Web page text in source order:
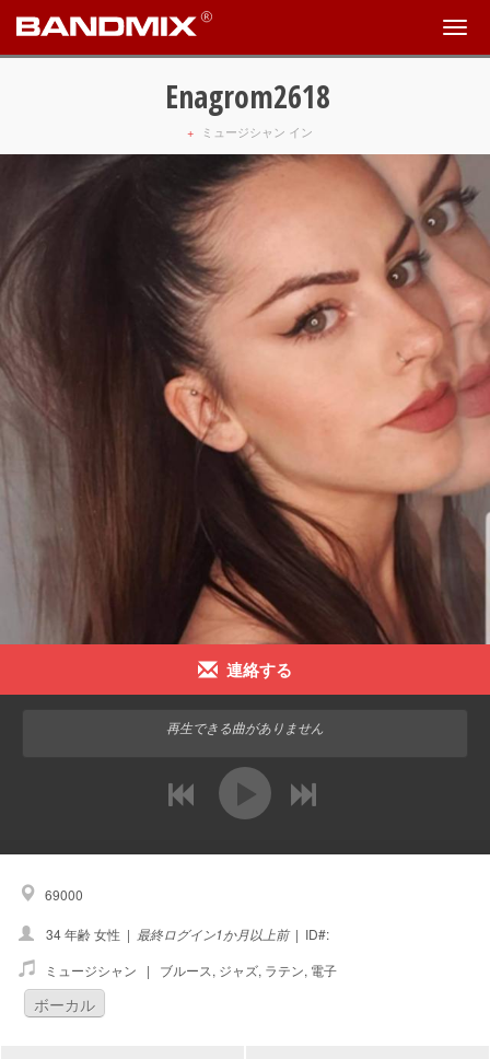
Enagrom2618
+ ミュージシャン イン
連絡する
再生できる曲がありません
69000
34 年齢 女性 | 最終ログイン1か月以上前 | ID#:
ミュージシャン | ブルース, ジャズ, ラテン, 電子
ボーカル